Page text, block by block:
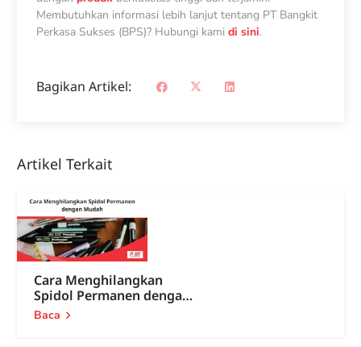
Membutuhkan informasi lebih lanjut tentang PT Bangkit
Perkasa Sukses (BPS)? Hubungi kamidi sini.
Bagikan Artikel:
Artikel Terkait
Cara Menghilangkan
Spidol Permanen dengan
Mudah
Baca